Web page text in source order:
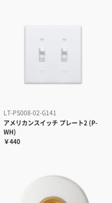
LT-PS008-02-G141
アメリカンスイッチ プレート2 (P-
WH)
￥440